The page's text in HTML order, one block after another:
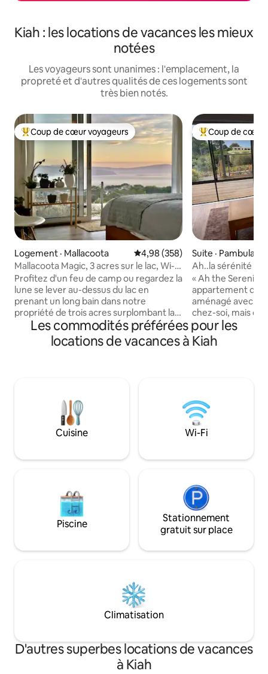
Kiah : les locations de vacances les mieux
notées
Les voyageurs sont unanimes : l'emplacement, la
propreté et d'autres qualités de ces logements sont
très bien notés.
Coup de cœur voyageurs parmi les plus aimés
Coup de cœur voyageurs
Logement · Mallacoota Note moyenne de 4,98 sur 5,
4,98 (358)
Mallacoota Magic, 3 acres sur le lac, Wi-
Fi, très grand lit, VE
Profitez d'un feu de camp ou regardez la
lune se lever au-dessus du lac en
prenant un long bain dans notre
propriété de trois acres surplombant la
crique de Mallacoota. Rechargez vos
batteries au milieu des kangourous, des
oiseaux-lyres et des aigles, et faites du
Détendez-vous devant le téléviseur
OLED de 65 po, rechargez* votre
véhicule électrique à 22 kW et restez
connecté grâce à la fibre optique
à 30 minutes de marche le long de la
Coup de cœur
Coup de cœur
Suite · Pambula
Ah..la sérénité
« Ah the Serenity
appartement de
aménagé avec
chez-soi, mais
Pambula Beach
minutes à pied
des belvédères
gourmets.
terrasse, la salle
choisissez votre
des baleines,
oiseaux,kayak,
Les commodités préférées pour les
locations de vacances à Kiah
Cuisine Wi-Fi
Piscine
Stationnement
gratuit sur place
Climatisation
D'autres superbes locations de vacances
à Kiah